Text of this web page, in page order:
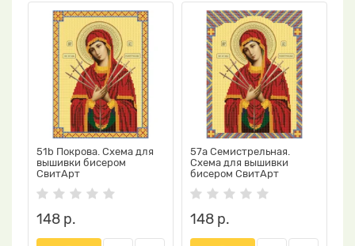
51b Покрова. Схема для
вышивки бисером
СвитАрт
148 р.
57a Семистрельная.
Схема для вышивки
бисером СвитАрт
148 р.